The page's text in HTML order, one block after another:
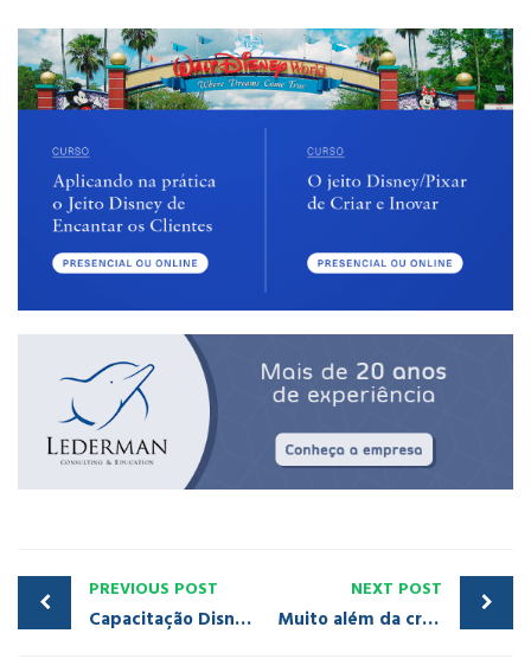
PREVIOUS POST
Capacitação Disney: como os segredos da Disney transformam colaboradores em criadores de experiências memoráveis
NEXT POST
Muito além da criatividade: como a Disney transforma grandes ideias em realidade — as lições de Bob Weis